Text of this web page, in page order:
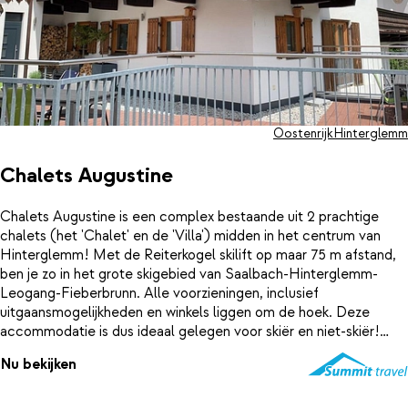
Chalets Augustine
OostenrijkHinterglemm
Chalets Augustine is een complex bestaande uit 2 prachtige
chalets (het 'Chalet' en de 'Villa') midden in het centrum van
Hinterglemm! Met de Reiterkogel skilift op maar 75 m afstand,
ben je zo in het grote skigebied van Saalbach-Hinterglemm-
Leogang-Fieberbrunn. Alle voorzieningen, inclusief
uitgaansmogelijkheden en winkels liggen om de hoek. Deze
accommodatie is dus ideaal gelegen voor skiër en niet-skiër!
Summit Travel biedt beide types aan:
Nu bekijken